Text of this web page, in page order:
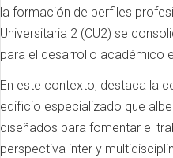
la formación de perfiles
Universitaria 2 (CU2) se
para el desarrollo académico
En este contexto, destaca la
edificio especializado que
diseñados para fomentar el
perspectiva inter y